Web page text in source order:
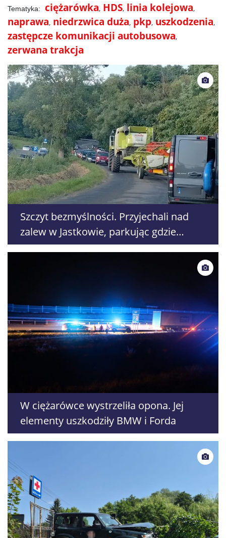
ciężarówka HDS linia kolejowa
naprawa niedrzwica duża pkp uszkodzenia
zastępcze komunikacji autobusowa
zerwana trakcja
Szczyt bezmyślności. Przyjechali nad
zalew w Jastkowie, parkując gdzie
popadnie zablokowali drogę
W ciężarówce wystrzeliła opona. Jej
elementy uszkodziły BMW i Forda